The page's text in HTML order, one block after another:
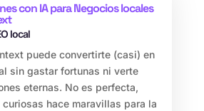
con IA para Negocios locales
local
puede convertirte (casi) en
sin gastar fortunas ni verte
eternas. No es perfecta,
curiosas hace maravillas para la